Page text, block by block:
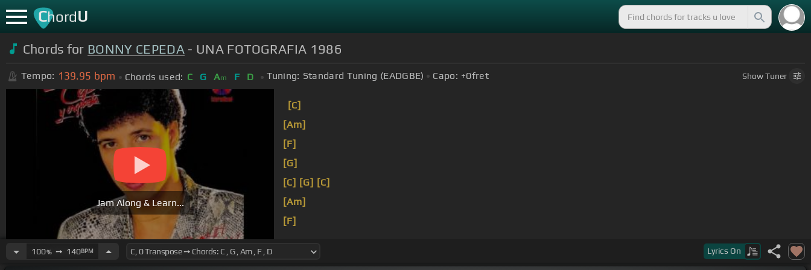
ChordU
Chords for BONNY CEPEDA- UNA FOTOGRAFIA 1986
Tempo: 139.95 bpm Chords used: C G Am F D Tuning: Standard Tuning (EADGBE) Capo: +0fret ShowTuner
Jam Along & Learn...
[C]
[Am]
[F]
[G]
[C] [G] [C]
[Am]
[F]
100%➙ 140BPM Lyrics On